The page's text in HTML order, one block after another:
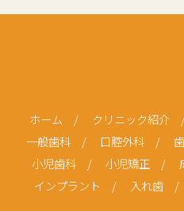
ホーム / クリニック紹介
一般歯科/ 口腔外科/
小児歯科/ 小児矯正/
インプラント / 入れ歯/